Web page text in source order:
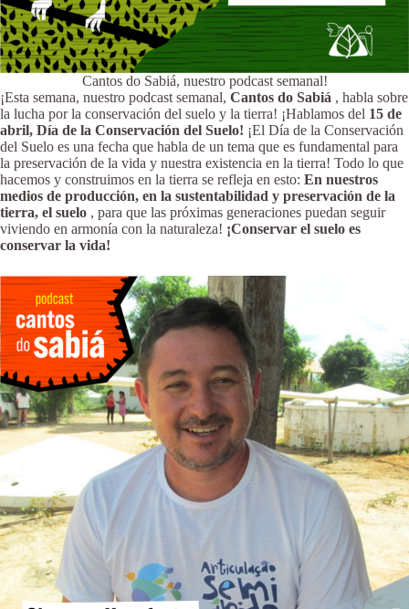
Cantos do Sabiá, nuestro podcast semanal!
¡Esta semana, nuestro podcast semanal, Cantos do Sabiá , habla sobre
la lucha por la conservación del suelo y la tierra! ¡Hablamos del 15 de
abril, Día de la Conservación del Suelo! ¡El Día de la Conservación
del Suelo es una fecha que habla de un tema que es fundamental para
la preservación de la vida y nuestra existencia en la tierra! Todo lo que
hacemos y construimos en la tierra se refleja en esto: En nuestros
medios de producción, en la sustentabilidad y preservación de la
tierra, el suelo , para que las próximas generaciones puedan seguir
viviendo en armonía con la naturaleza! ¡Conservar el suelo es
conservar la vida!